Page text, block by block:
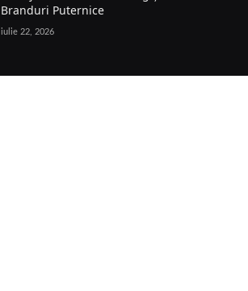
Branduri Puternice
iulie 22, 2026